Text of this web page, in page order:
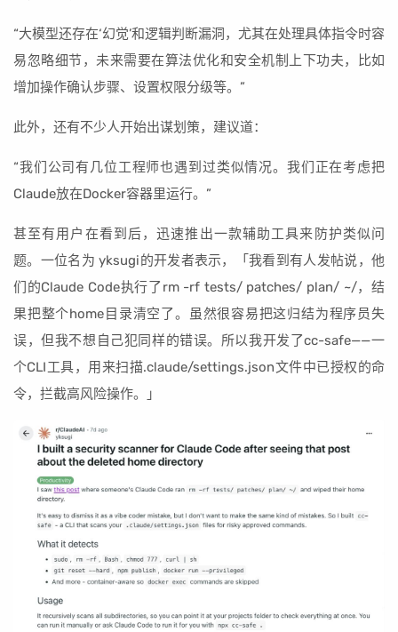
“大模型还存在‘幻觉’和逻辑判断漏洞，尤其在处理具体指令时容
易忽略细节，未来需要在算法优化和安全机制上下功夫，比如
增加操作确认步骤、设置权限分级等。”
此外，还有不少人开始出谋划策，建议道：
“我们公司有几位工程师也遇到过类似情况。我们正在考虑把
Claude放在Docker容器里运行。”
甚至有用户在看到后，迅速推出一款辅助工具来防护类似问
题。一位名为 yksugi的开发者表示，「我看到有人发帖说，他
们的Claude Code执行了rm -rf tests/ patches/ plan/ ~/，结
果把整个home目录清空了。虽然很容易把这归结为程序员失
误，但我不想自己犯同样的错误。所以我开发了cc-safe——一
个CLI工具，用来扫描.claude/settings.json文件中已授权的命
令，拦截高风险操作。」